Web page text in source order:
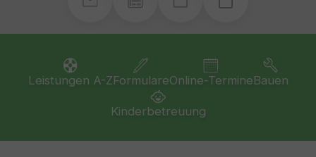
Leistungen A-ZFormulareOnline-TermineBauen
Kinderbetreuung